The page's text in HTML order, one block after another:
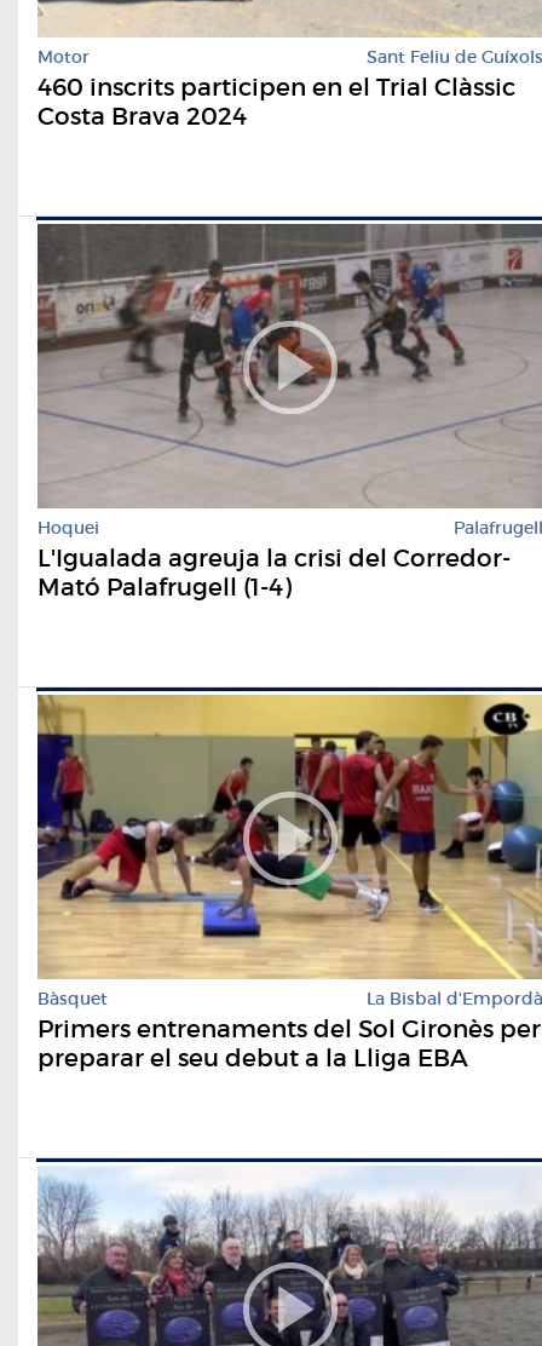
Motor Sant Feliu de Guíxols
460 inscrits participen en el Trial Clàssic
Costa Brava 2024
Hoquei Palafrugell
L'Igualada agreuja la crisi del Corredor-
Mató Palafrugell (1-4)
Bàsquet La Bisbal d'Empordà
Primers entrenaments del Sol Gironès per
preparar el seu debut a la Lliga EBA